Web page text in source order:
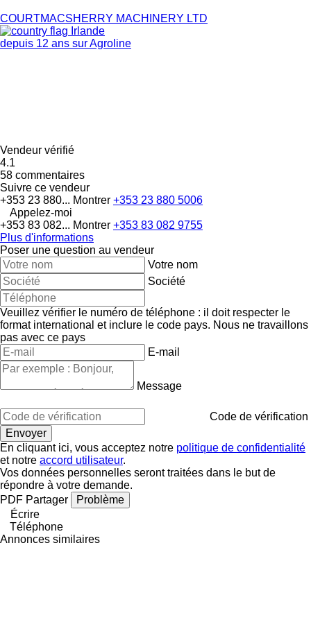
COURTMACSHERRY MACHINERY LTD
Irlande
depuis 12 ans sur Agroline
Vendeur vérifié
4.1
58 commentaires
Suivre ce vendeur
+353 23 880... Montrer +353 23 880 5006
Appelez-moi
+353 83 082... Montrer +353 83 082 9755
Plus d'informations
Poser une question au vendeur
Votre nom
Société
Veuillez vérifier le numéro de téléphone : il doit respecter le
format international et inclure le code pays. Nous ne travaillons
pas avec ce pays
E-mail
Message
Code de vérification
En cliquant ici, vous acceptez notre politique de confidentialité
et notre accord utilisateur.
Vos données personnelles seront traitées dans le but de
répondre à votre demande.
PDF Partager
Problème
Écrire
Téléphone
Annonces similaires